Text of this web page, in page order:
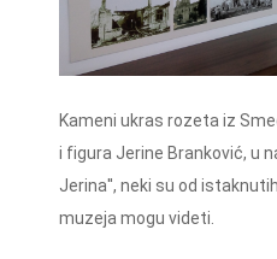
Kameni ukras rozeta iz
i figura Jerine Branković, u
Jerina'', neki su od
muzeja mogu videti.